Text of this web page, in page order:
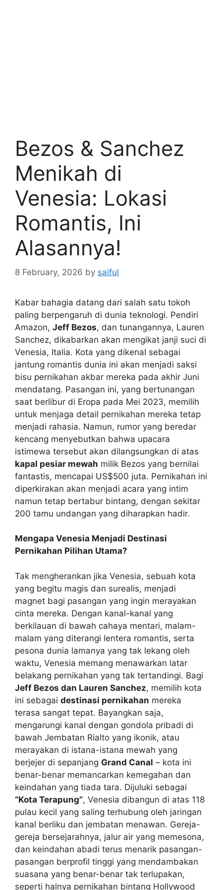
Bezos & Sanchez
Menikah di
Venesia: Lokasi
Romantis, Ini
Alasannya!
8 February, 2026 by saiful
Kabar bahagia datang dari salah satu tokoh
paling berpengaruh di dunia teknologi. Pendiri
Amazon, Jeff Bezos, dan tunangannya, Lauren
Sanchez, dikabarkan akan mengikat janji suci di
Venesia, Italia. Kota yang dikenal sebagai
jantung romantis dunia ini akan menjadi saksi
bisu pernikahan akbar mereka pada akhir Juni
mendatang. Pasangan ini, yang bertunangan
saat berlibur di Eropa pada Mei 2023, memilih
untuk menjaga detail pernikahan mereka tetap
menjadi rahasia. Namun, rumor yang beredar
kencang menyebutkan bahwa upacara
istimewa tersebut akan dilangsungkan di atas
kapal pesiar mewah milik Bezos yang bernilai
fantastis, mencapai US$500 juta. Pernikahan ini
diperkirakan akan menjadi acara yang intim
namun tetap bertabur bintang, dengan sekitar
200 tamu undangan yang diharapkan hadir.
Mengapa Venesia Menjadi Destinasi
Pernikahan Pilihan Utama?
Tak mengherankan jika Venesia, sebuah kota
yang begitu magis dan surealis, menjadi
magnet bagi pasangan yang ingin merayakan
cinta mereka. Dengan kanal-kanal yang
berkilauan di bawah cahaya mentari, malam-
malam yang diterangi lentera romantis, serta
pesona dunia lamanya yang tak lekang oleh
waktu, Venesia memang menawarkan latar
belakang pernikahan yang tak tertandingi. Bagi
Jeff Bezos dan Lauren Sanchez, memilih kota
ini sebagai destinasi pernikahan mereka
terasa sangat tepat. Bayangkan saja,
mengarungi kanal dengan gondola pribadi di
bawah Jembatan Rialto yang ikonik, atau
merayakan di istana-istana mewah yang
berjejer di sepanjang Grand Canal – kota ini
benar-benar memancarkan kemegahan dan
keindahan yang tiada tara. Dijuluki sebagai
“Kota Terapung”, Venesia dibangun di atas 118
pulau kecil yang saling terhubung oleh jaringan
kanal berliku dan jembatan menawan. Gereja-
gereja bersejarahnya, jalur air yang memesona,
dan keindahan abadi terus menarik pasangan-
pasangan berprofil tinggi yang mendambakan
suasana yang benar-benar tak terlupakan,
seperti halnya pernikahan bintang Hollywood